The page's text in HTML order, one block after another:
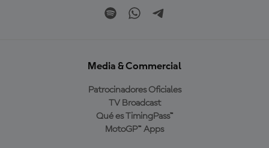
Media & Commercial
Patrocinadores Oficiales
TV Broadcast
Qué es TimingPass™
MotoGP™ Apps